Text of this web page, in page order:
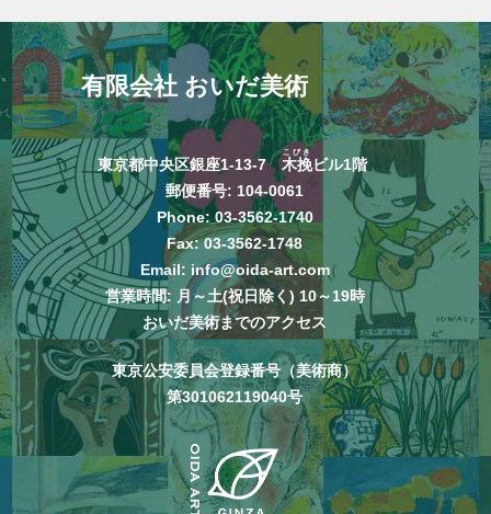
有限会社 おいだ美術
東京都中央区銀座1-13-7木挽
こびき
ビル1階
郵便番号: 104-0061
Phone: 03-3562-1740
Fax: 03-3562-1748
Email: info@oida-art.com
営業時間: 月～土(祝日除く) 10～19時
おいだ美術までのアクセス
東京公安委員会登録番号（美術商）
第301062119040号